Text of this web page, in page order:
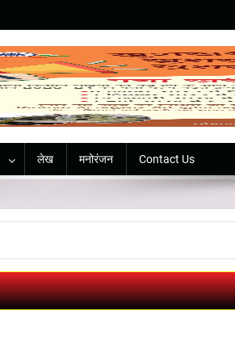
लेख मनोरंजन Contact Us